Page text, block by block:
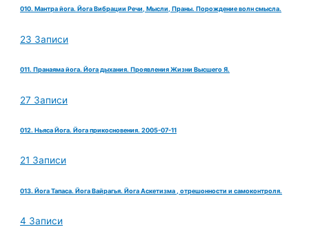
010. Мантра йога. Йога Вибрации Речи, Мысли, Праны. Порождение волн смысла.
23 Записи
011. Пранаяма йога. Йога дыхания. Проявления Жизни Высшего Я.
27 Записи
012. Ньяса Йога. Йога прикосновения. 2005-07-11
21 Записи
013. Йога Тапаса. Йога Вайрагья. Йога Аскетизма , отрешонности и самоконтроля.
4 Записи